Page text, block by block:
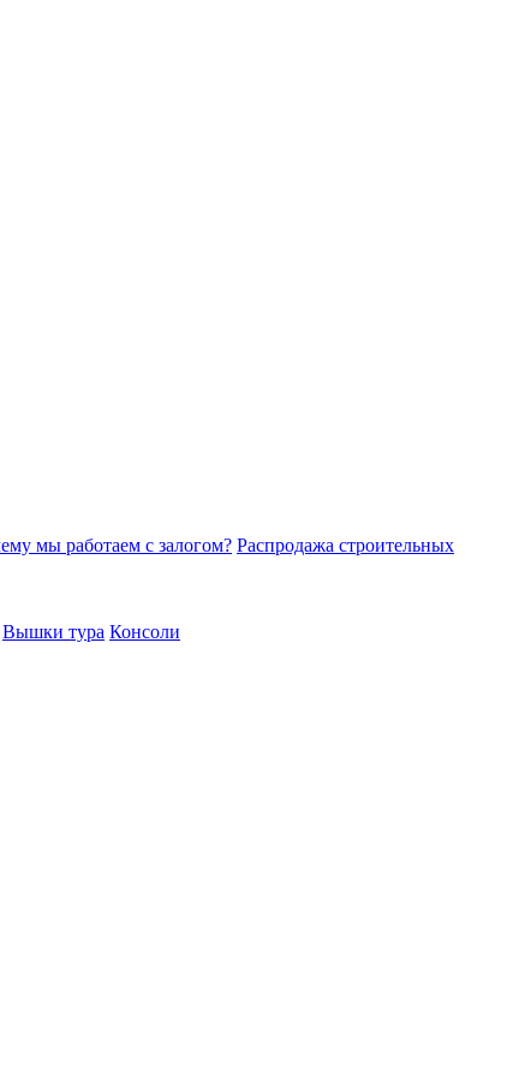
мы работаем с залогом? Распродажа строительных
Вышки тура Консоли